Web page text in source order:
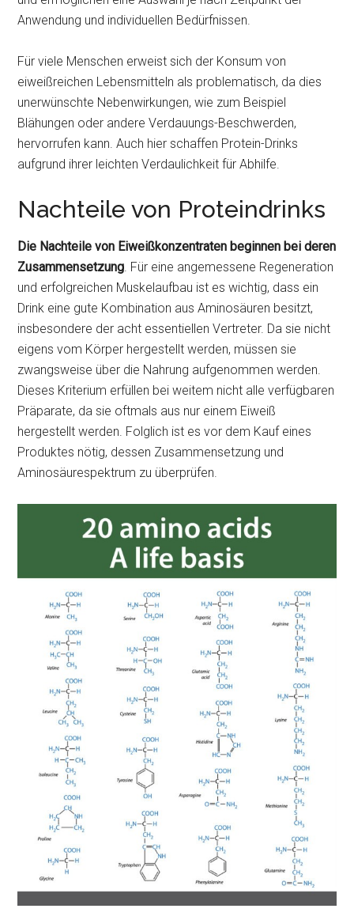
Anwendung und individuellen Bedürfnissen.
Für viele Menschen erweist sich der Konsum von
eiweißreichen Lebensmitteln als problematisch, da dies
unerwünschte Nebenwirkungen, wie zum Beispiel
Blähungen oder andere Verdauungs-Beschwerden,
hervorrufen kann. Auch hier schaffen Protein-Drinks
aufgrund ihrer leichten Verdaulichkeit für Abhilfe.
Nachteile von Proteindrinks
Die Nachteile von Eiweißkonzentraten beginnen bei deren
Zusammensetzung. Für eine angemessene Regeneration
und erfolgreichen Muskelaufbau ist es wichtig, dass ein
Drink eine gute Kombination aus Aminosäuren besitzt,
insbesondere der acht essentiellen Vertreter. Da sie nicht
eigens vom Körper hergestellt werden, müssen sie
zwangsweise über die Nahrung aufgenommen werden.
Dieses Kriterium erfüllen bei weitem nicht alle verfügbaren
Präparate, da sie oftmals aus nur einem Eiweiß
hergestellt werden. Folglich ist es vor dem Kauf eines
Produktes nötig, dessen Zusammensetzung und
Aminosäurespektrum zu überprüfen.